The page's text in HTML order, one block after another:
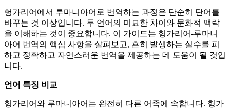
헝가리어에서 루마니아어로 번역하는 과정은 단순히 단어를
바꾸는 것 이상입니다. 두 언어의 미묘한 차이와 문화적 맥락
을 이해하는 것이 중요합니다. 이 가이드는 헝가리어-루마니
아어 번역의 핵심 사항을 살펴보고, 흔히 발생하는 실수를 피
하고 정확하고 자연스러운 번역을 제공하는 데 도움이 될 것입
니다.
언어 특징 비교
헝가리어와 루마니아어는 완전히 다른 어족에 속합니다. 헝가